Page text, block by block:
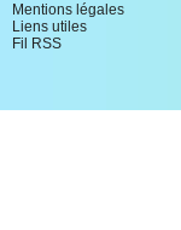
Mentions légales
Liens utiles
Fil RSS